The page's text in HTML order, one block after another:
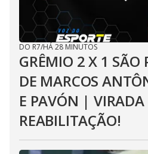
DO R7/HÁ 28 MINUTOS
GRÊMIO 2 X 1
DE MARCOS
E PAVÓN | VIRADA
REABILITAÇÃO!